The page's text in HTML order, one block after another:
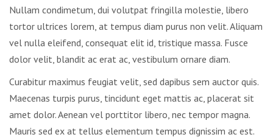
Nullam condimetum, dui volutpat fringilla molestie, libero
tortor ultrices lorem, at tempus diam purus non velit. Aliquam
vel nulla eleifend, consequat elit id, tristique massa. Fusce
dolor velit, blandit ac erat ac, vestibulum ornare diam.
Curabitur maximus feugiat velit, sed dapibus sem auctor quis.
Maecenas turpis purus, tincidunt eget mattis ac, placerat sit
amet dolor. Aenean vel porttitor libero, nec tempor magna.
Mauris sed ex at tellus elementum tempus dignissim ac est.